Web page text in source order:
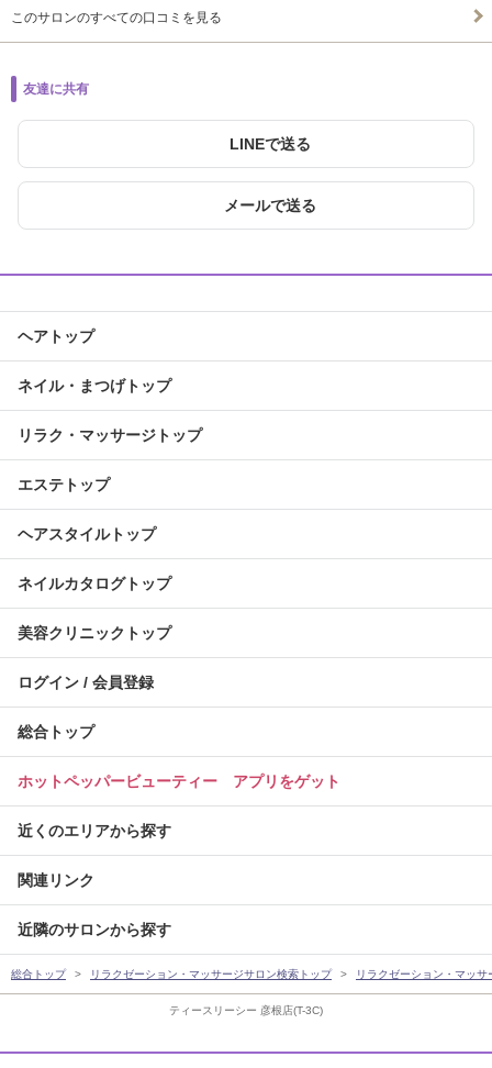
ティースリーシー 彦根店(T-3C)
このサロンのすべての口コミを見る
友達に共有
LINEで送る
メールで送る
ヘアトップ
ネイル・まつげトップ
リラク・マッサージトップ
エステトップ
ヘアスタイルトップ
ネイルカタログトップ
美容クリニックトップ
ログイン / 会員登録
総合トップ
ホットペッパービューティー アプリをゲット
近くのエリアから探す
関連リンク
近隣のサロンから探す
総合トップ リラクゼーション・マッサージサロン検索トップ リラクゼーション・マッ